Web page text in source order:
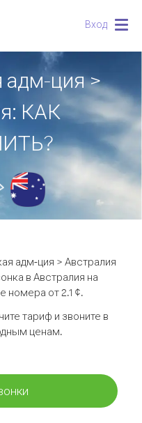
Вход
адм-ция >
КАК
адм-ция > Австралия
в Австралия на
номера от 2.1 ¢.
тариф и звоните в
ценам.